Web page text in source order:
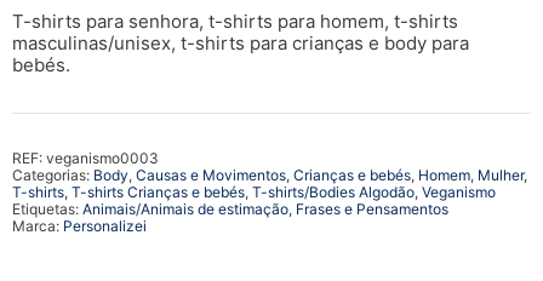
T-shirts para senhora, t-shirts para homem, t-shirts
masculinas/unisex, t-shirts para crianças e body para
bebés.
REF: veganismo0003
Categorias: Body, Causas e Movimentos, Crianças e bebés, Homem, Mulher,
T-shirts, T-shirts Crianças e bebés, T-shirts/Bodies Algodão, Veganismo
Etiquetas: Animais/Animais de estimação, Frases e Pensamentos
Marca: Personalizei